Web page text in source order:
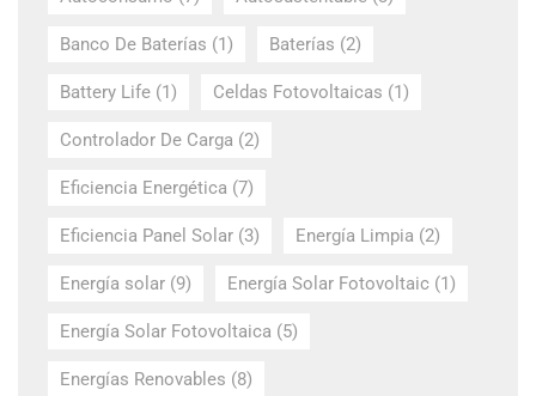
Banco De Baterías (1) Baterías (2)
Battery Life (1) Celdas Fotovoltaicas (1)
Controlador De Carga (2)
Eficiencia Energética (7)
Eficiencia Panel Solar (3) Energía Limpia (2)
Energía solar (9) Energía Solar Fotovoltaic (1)
Energía Solar Fotovoltaica (5)
Energías Renovables (8)